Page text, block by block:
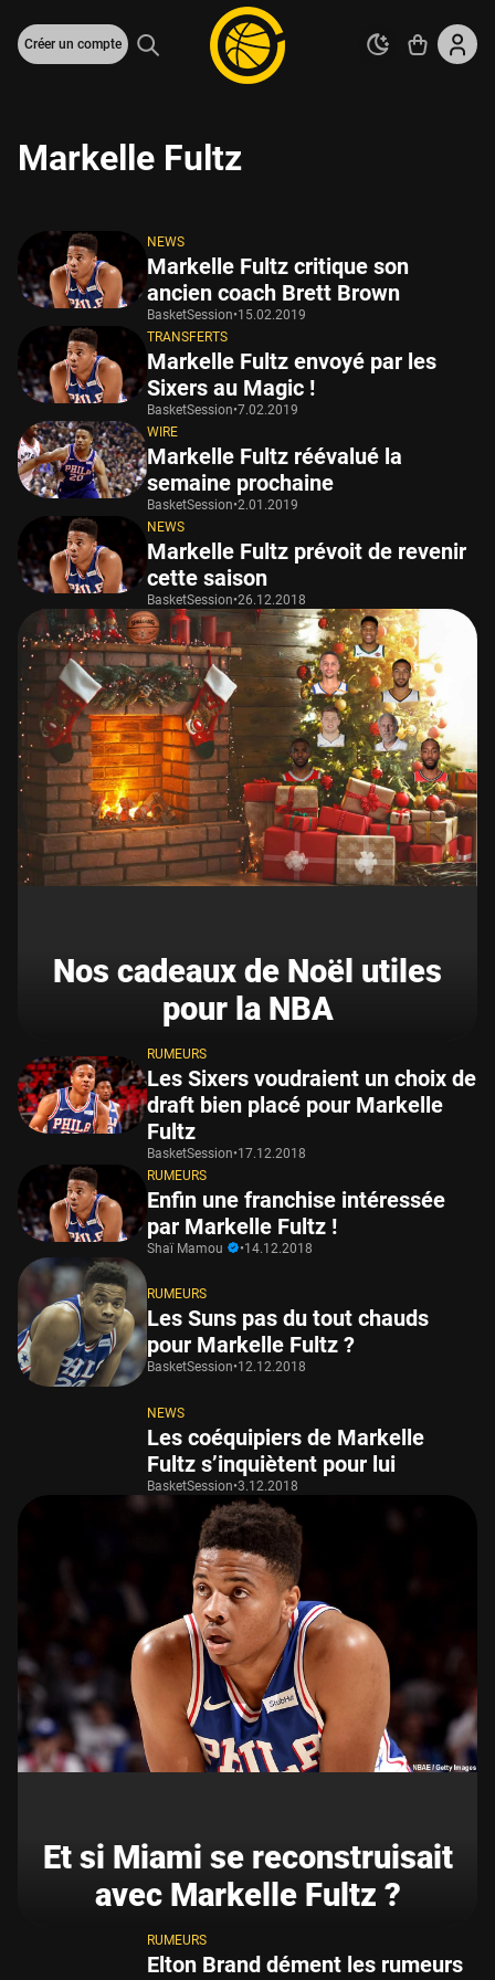
Créer un compte
Markelle Fultz
NEWS
Markelle Fultz critique son
ancien coach Brett Brown
BasketSession•15.02.2019
TRANSFERTS
Markelle Fultz envoyé par les
Sixers au Magic !
BasketSession•7.02.2019
WIRE
Markelle Fultz réévalué la
semaine prochaine
BasketSession•2.01.2019
NEWS
Markelle Fultz prévoit de revenir
cette saison
BasketSession•26.12.2018
Nos cadeaux de Noël utiles
pour la NBA
RUMEURS
Les Sixers voudraient un choix de
draft bien placé pour Markelle
Fultz
BasketSession•17.12.2018
RUMEURS
Enfin une franchise intéressée
par Markelle Fultz !
Shaï Mamou •14.12.2018
RUMEURS
Les Suns pas du tout chauds
pour Markelle Fultz ?
BasketSession•12.12.2018
NEWS
Les coéquipiers de Markelle
Fultz s’inquiètent pour lui
BasketSession•3.12.2018
Et si Miami se reconstruisait
avec Markelle Fultz ?
RUMEURS
Elton Brand dément les rumeurs